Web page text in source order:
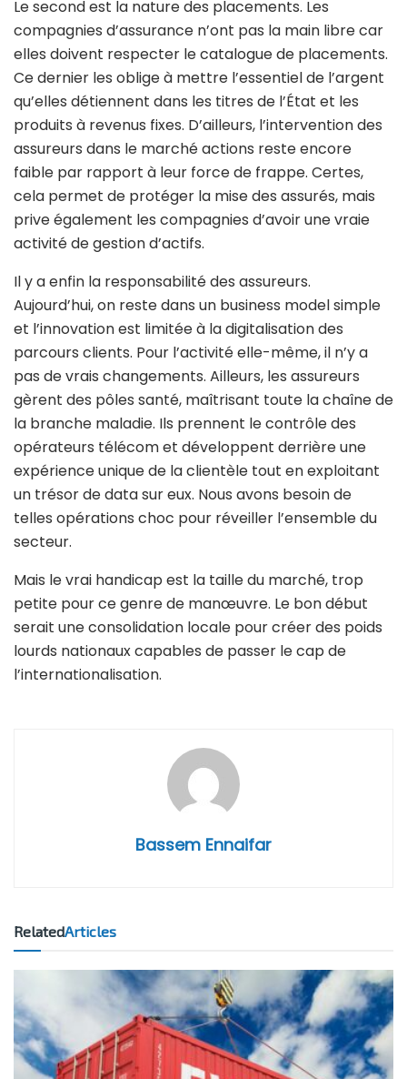
Le second est la nature des placements. Les
compagnies d’assurance n’ont pas la main libre car
elles doivent respecter le catalogue de placements.
Ce dernier les oblige à mettre l’essentiel de l’argent
qu’elles détiennent dans les titres de l’État et les
produits à revenus fixes. D’ailleurs, l’intervention des
assureurs dans le marché actions reste encore
faible par rapport à leur force de frappe. Certes,
cela permet de protéger la mise des assurés, mais
prive également les compagnies d’avoir une vraie
activité de gestion d’actifs.
Il y a enfin la responsabilité des assureurs.
Aujourd’hui, on reste dans un business model simple
et l’innovation est limitée à la digitalisation des
parcours clients. Pour l’activité elle-même, il n’y a
pas de vrais changements. Ailleurs, les assureurs
gèrent des pôles santé, maîtrisant toute la chaîne de
la branche maladie. Ils prennent le contrôle des
opérateurs télécom et développent derrière une
expérience unique de la clientèle tout en exploitant
un trésor de data sur eux. Nous avons besoin de
telles opérations choc pour réveiller l’ensemble du
secteur.
Mais le vrai handicap est la taille du marché, trop
petite pour ce genre de manœuvre. Le bon début
serait une consolidation locale pour créer des poids
lourds nationaux capables de passer le cap de
l’internationalisation.
Bassem Ennaifar
RelatedArticles